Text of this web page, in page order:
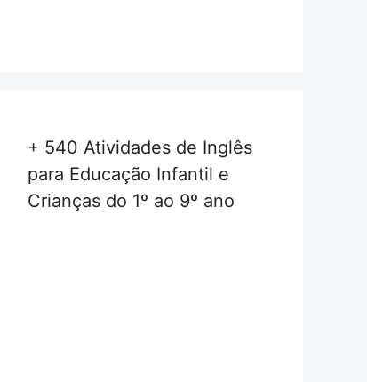
+ 540 Atividades de Inglês
para Educação Infantil e
Crianças do 1º ao 9º ano